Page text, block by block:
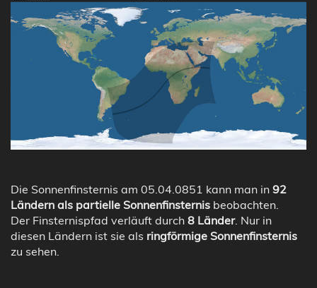
Die Sonnenfinsternis am 05.04.0851 kann man in 92
Ländern als partielle Sonnenfinsternis beobachten.
Der Finsternispfad verläuft durch 8 Länder. Nur in
diesen Ländern ist sie als ringförmige Sonnenfinsternis
zu sehen.